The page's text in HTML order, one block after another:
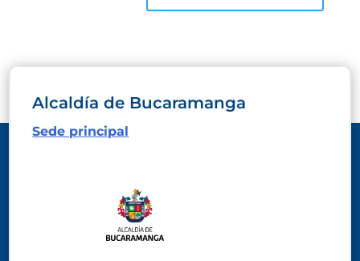
Alcaldía de Bucaramanga
Sede principal